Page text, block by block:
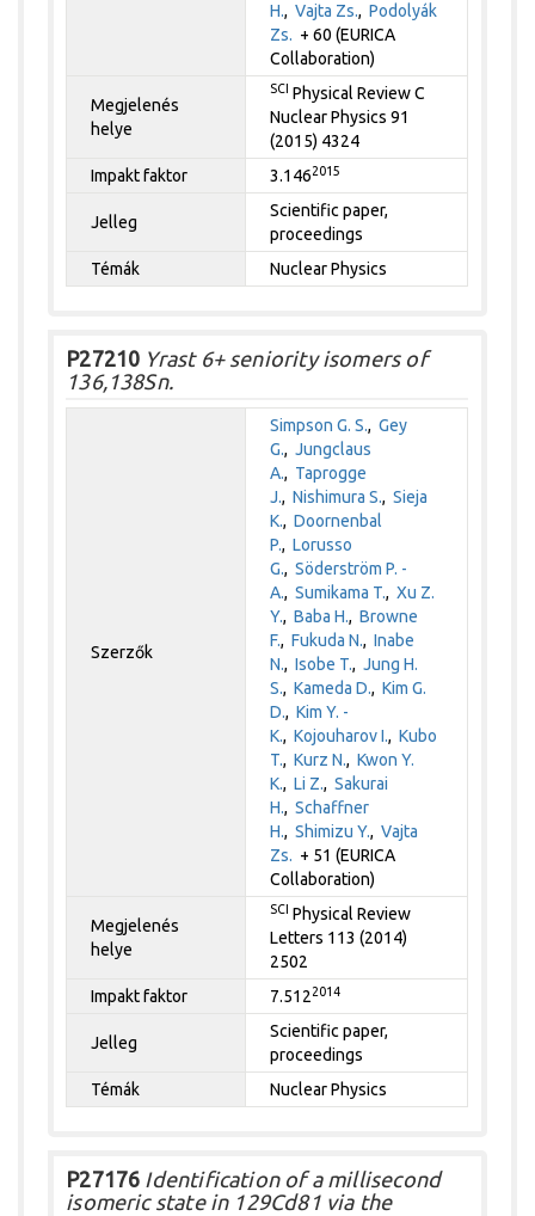
H.,Vajta Zs.,Podolyák
Zs. + 60 (EURICA
Collaboration)
Megjelenés
helye
SCI Physical Review C
Nuclear Physics 91
(2015) 4324
Impakt faktor
3.1462015
Jelleg
Scientific paper,
proceedings
Témák
Nuclear Physics
P27210 Yrast 6+ seniority isomers of
136,138Sn.
Szerzők
Simpson G. S.,Gey
G.,Jungclaus
A., Taprogge
J.,Nishimura S.,Sieja
K.,Doornenbal
P.,Lorusso
G.,Söderström P. -
A.,Sumikama T.,Xu Z.
Y.,Baba H.,Browne
F.,Fukuda N.,Inabe
N.,Isobe T.,Jung H.
S.,Kameda D.,Kim G.
D.,Kim Y. -
K.,Kojouharov I.,Kubo
T.,Kurz N.,Kwon Y.
K.,Li Z.,Sakurai
H.,Schaffner
H.,Shimizu Y.,Vajta
Zs. + 51 (EURICA
Collaboration)
Megjelenés
helye
SCI Physical Review
Letters 113 (2014)
2502
Impakt faktor
7.5122014
Jelleg
Scientific paper,
proceedings
Témák
Nuclear Physics
P27176 Identification of a millisecond
isomeric state in 129Cd81 via the